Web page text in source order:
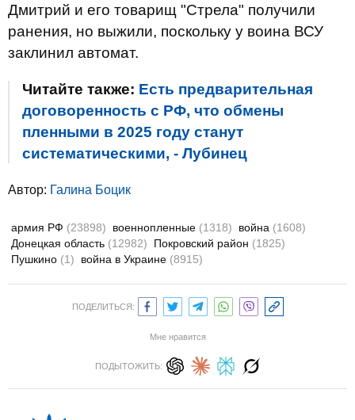
Дмитрий и его товарищ "Стрела" получили
ранения, но выжили, поскольку у воина ВСУ
заклинил автомат.
Читайте также: Есть предварительная
договоренность с РФ, что обмены
пленными в 2025 году станут
систематическими, - Лубинец
Автор: Галина Боцик
армия РФ (23898) военнопленные (1318) война (1608)
Донецкая область (12982) Покровский район (1825)
Пушкино (1) война в Украине (8915)
ПОДЕЛИТЬСЯ:
Мне нравится
ПОДЫТОЖИТЬ: